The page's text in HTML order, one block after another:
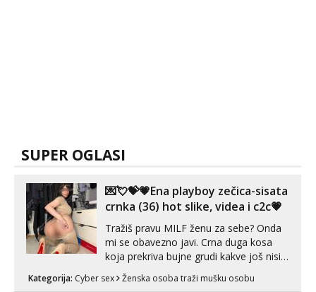
SUPER OGLASI
💌💘💝💗Ena playboy zečica-sisata
crnka (36) hot slike, videa i c2c💗
Tražiš pravu MILF ženu za sebe? Onda
mi se obavezno javi. Crna duga kosa
koja prekriva bujne grudi kakve još nisi
vidio, čista ŠESTICA! A usne? O usnama
bolje da ni ne pričam. Prave pune usne
Kategorija: Cyber sex Ženska osoba traži mušku osobu